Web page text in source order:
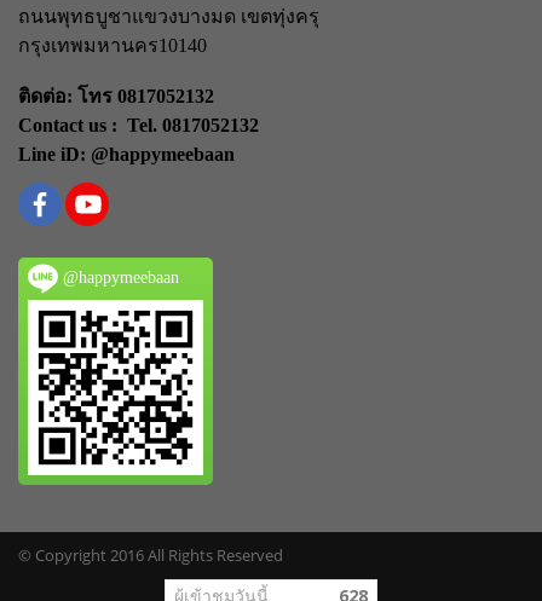
ถนนพุทธบูชาแขวงบางมด เขตทุ่งครุ
กรุงเทพมหานคร10140
ติดต่อ: โทร 0817052132
Contact us : Tel. 0817052132
Line iD: @happymeebaan
@happymeebaan
© Copyright 2016 All Rights Reserved
ผู้เข้าชมวันนี้ 628